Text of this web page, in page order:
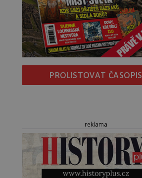
PROLISTOVAT ČASOPIS
reklama